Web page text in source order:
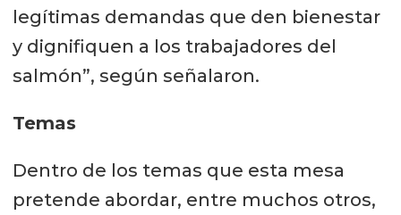
legítimas demandas que den bienestar
y dignifiquen a los trabajadores del
salmón”, según señalaron.
Temas
Dentro de los temas que esta mesa
pretende abordar, entre muchos otros,